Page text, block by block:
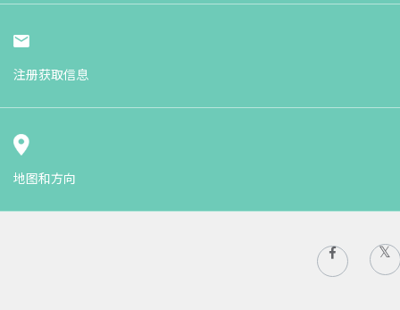
注册获取信息
地图和方向